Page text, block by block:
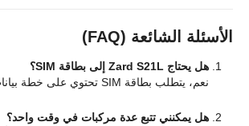
الأسئلة الشائعة (FAQ)
هل يحتاج Zard S21L إلى بطاقة SIM؟
نعم، يتطلب بطاقة SIM تحتوي على خطة بيانات نشطة لاستخدام التتبع في الوقت الحقيقي.
هل يمكنني تتبع عدة مركبات في وقت واحد؟